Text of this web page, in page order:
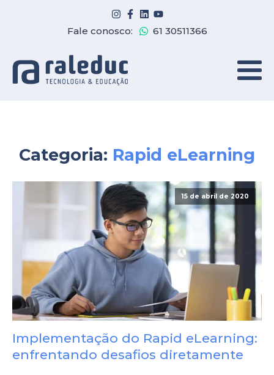
Fale conosco: 61 30511366
Categoria: Rapid eLearning
15 de abril de 2020
Implementação do Rapid eLearning:
enfrentando desafios diretamente